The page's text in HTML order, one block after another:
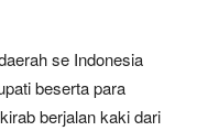
se Indonesia
beserta para
berjalan kaki dari